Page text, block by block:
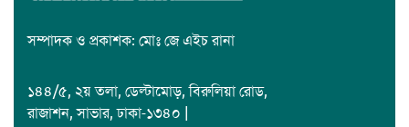
সম্পাদক ও প্রকাশক: মোঃ জে এইচ রানা
১৪৪/৫, ২য় তলা, ডেল্টামোড়, বিরুলিয়া রোড,
রাজাশন, সাভার, ঢাকা-১৩৪০ |